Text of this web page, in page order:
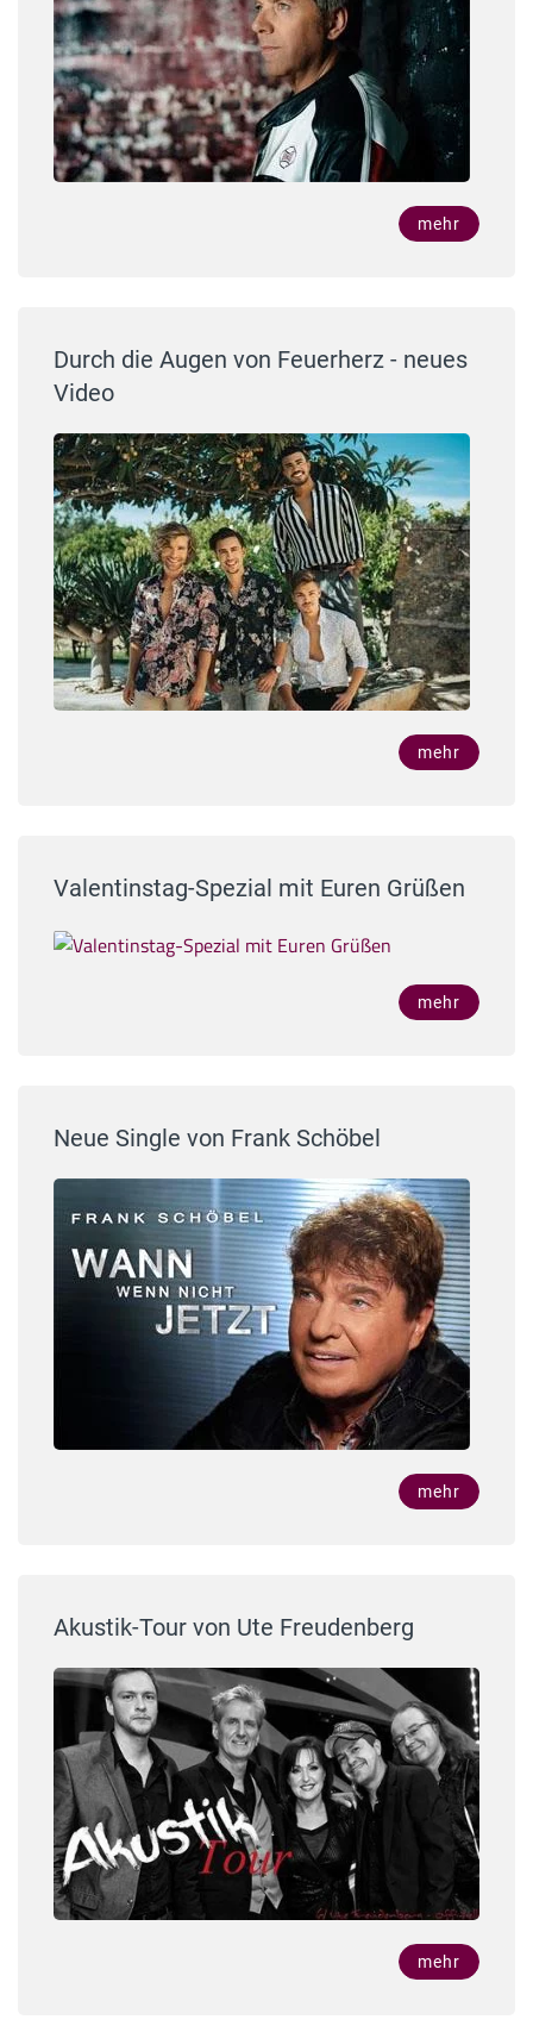
mehr
Durch die Augen von Feuerherz - neues
Video
mehr
Valentinstag-Spezial mit Euren Grüßen
mehr
Neue Single von Frank Schöbel
mehr
Akustik-Tour von Ute Freudenberg
mehr